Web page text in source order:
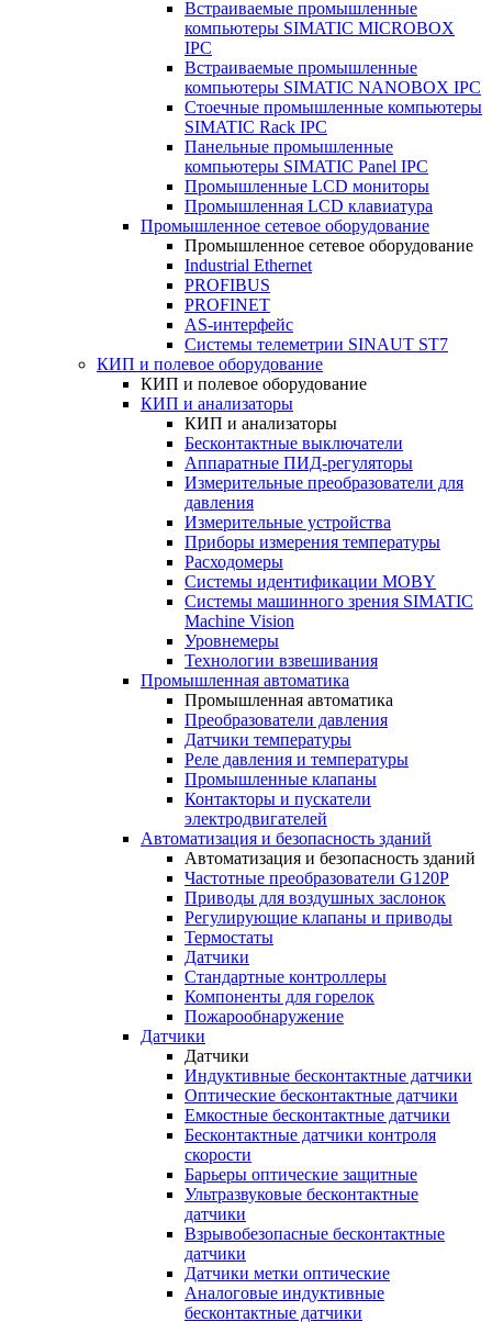
Встраиваемые промышленные
компьютеры SIMATIC MICROBOX
IPC
Встраиваемые промышленные
компьютеры SIMATIC NANOBOX IPC
Стоечные промышленные компьютеры
SIMATIC Rack IPC
Панельные промышленные
компьютеры SIMATIC Panel IPC
Промышленные LCD мониторы
Промышленная LCD клавиатура
Промышленное сетевое оборудование
Промышленное сетевое оборудование
Industrial Ethernet
PROFIBUS
PROFINET
AS-интерфейс
Системы телеметрии SINAUT ST7
КИП и полевое оборудование
КИП и полевое оборудование
КИП и анализаторы
КИП и анализаторы
Бесконтактные выключатели
Аппаратные ПИД-регуляторы
Измерительные преобразователи для
давления
Измерительные устройства
Приборы измерения температуры
Расходомеры
Системы идентификации MOBY
Системы машинного зрения SIMATIC
Machine Vision
Уровнемеры
Технологии взвешивания
Промышленная автоматика
Промышленная автоматика
Преобразователи давления
Датчики температуры
Реле давления и температуры
Промышленные клапаны
Контакторы и пускатели
электродвигателей
Автоматизация и безопасность зданий
Автоматизация и безопасность зданий
Частотные преобразователи G120P
Приводы для воздушных заслонок
Регулирующие клапаны и приводы
Термостаты
Датчики
Стандартные контроллеры
Компоненты для горелок
Пожарообнаружение
Датчики
Датчики
Индуктивные бесконтактные датчики
Оптические бесконтактные датчики
Емкостные бесконтактные датчики
Бесконтактные датчики контроля
скорости
Барьеры оптические защитные
Ультразвуковые бесконтактные
датчики
Взрывобезопасные бесконтактные
датчики
Датчики метки оптические
Аналоговые индуктивные
бесконтактные датчики